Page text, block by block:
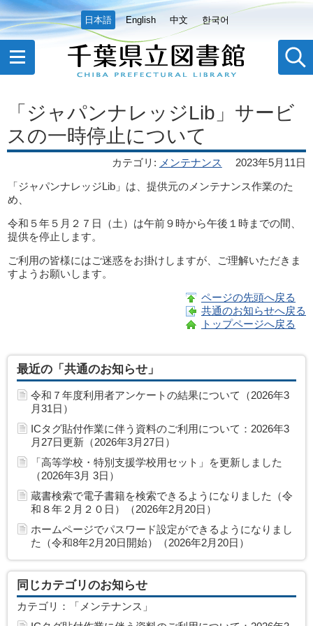
日本語 English 中文 한국어
「ジャパンナレッジLib」サービ
スの一時停止について
カテゴリ : メンテナンス
2023年5月11日
「ジャパンナレッジLib」は、提供元のメンテナンス作業のた
め、
令和５年５月２７日（土）は午前９時から午後１時までの間、
提供を停止します。
ご利用の皆様にはご迷惑をお掛けしますが、ご理解いただきま
すようお願いします。
ページの先頭へ戻る
共通のお知らせへ戻る
トップページへ戻る
最近の「共通のお知らせ」
令和７年度利用者アンケートの結果について（2026年3
月31日）
ICタグ貼付作業に伴う資料のご利用について：2026年3
月27日更新（2026年3月27日）
「高等学校・特別支援学校用セット」を更新しました
（2026年3月 3日）
蔵書検索で電子書籍を検索できるようになりました（令
和８年２月２０日）（2026年2月20日）
ホームページでパスワード設定ができるようになりまし
た（令和8年2月20日開始）（2026年2月20日）
同じカテゴリのお知らせ
カテゴリ：「メンテナンス」